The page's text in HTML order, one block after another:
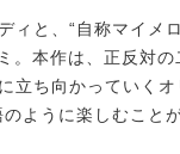
と、“自称マイメ
。本作は、正反対
立ち向かっていく
ように楽しむこと